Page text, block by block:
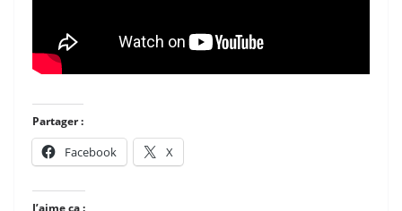
Partager :
Facebook X